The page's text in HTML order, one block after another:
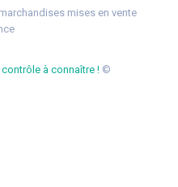
mises en vente
à connaître !©